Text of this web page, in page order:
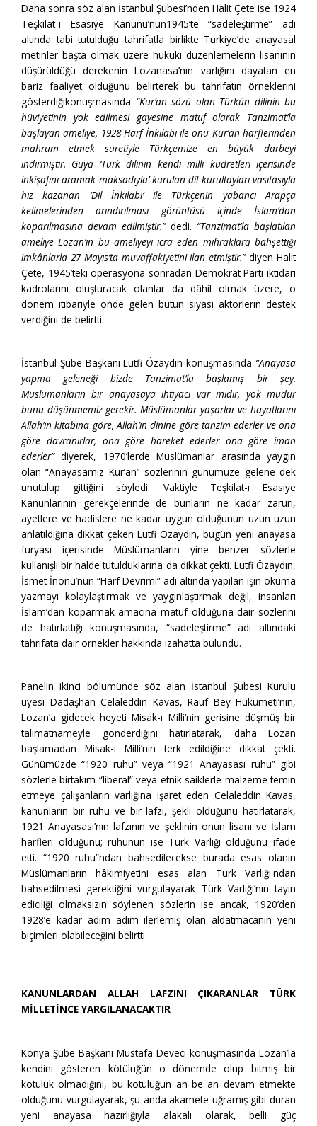
Daha sonra söz alan İstanbul Şubesi’nden Halit Çete ise 1924
Teşkilat-ı Esasiye Kanunu’nun1945’te “sadeleştirme” adı
altında tabi tutulduğu tahrifatla birlikte Türkiye’de anayasal
metinler başta olmak üzere hukuki düzenlemelerin lisanının
düşürüldüğü derekenin Lozanasa’nın varlığını dayatan en
bariz faaliyet olduğunu belirterek bu tahrifatın örneklerini
gösterdiğikonuşmasında “Kur’an sözü olan Türkün dilinin bu
hüviyetinin yok edilmesi gayesine matuf olarak Tanzimat’la
başlayan ameliye, 1928 Harf İnkılabı ile onu Kur’an harflerinden
mahrum etmek suretiyle Türkçemize en büyük darbeyi
indirmiştir. Güya ‘Türk dilinin kendi milli kudretleri içerisinde
inkişafını aramak maksadıyla’ kurulan dil kurultayları vasıtasıyla
hız kazanan ‘Dil İnkılabı’ ile Türkçenin yabancı Arapça
kelimelerinden arındırılması görüntüsü içinde İslam’dan
koparılmasına devam edilmiştir.”dedi. “Tanzimat’la başlatılan
ameliye Lozan’ın bu ameliyeyi icra eden mihraklara bahşettiği
imkânlarla 27 Mayıs’ta muvaffakiyetini ilan etmiştir.”diyen Halit
Çete, 1945’teki operasyona sonradan Demokrat Parti iktidarı
kadrolarını oluşturacak olanlar da dâhil olmak üzere, o
dönem itibariyle önde gelen bütün siyasi aktörlerin destek
verdiğini de belirtti.
İstanbul Şube Başkanı Lütfi Özaydın konuşmasında “Anayasa
yapma geleneği bizde Tanzimat’la başlamış bir şey.
Müslümanların bir anayasaya ihtiyacı var mıdır, yok mudur
bunu düşünmemiz gerekir. Müslümanlar yaşarlar ve hayatlarını
Allah’ın kitabına göre, Allah’ın dinine göre tanzim ederler ve ona
göre davranırlar, ona göre hareket ederler ona göre iman
ederler”diyerek, 1970’lerde Müslümanlar arasında yaygın
olan “Anayasamız Kur’an” sözlerinin günümüze gelene dek
unutulup gittiğini söyledi. Vaktiyle Teşkilat-ı Esasiye
Kanunlarının gerekçelerinde de bunların ne kadar zaruri,
ayetlere ve hadislere ne kadar uygun olduğunun uzun uzun
anlatıldığına dikkat çeken Lütfi Özaydın, bugün yeni anayasa
furyası içerisinde Müslümanların yine benzer sözlerle
kullanışlı bir halde tutulduklarına da dikkat çekti. Lütfi Özaydın,
İsmet İnönü’nün “Harf Devrimi” adı altında yapılan işin okuma
yazmayı kolaylaştırmak ve yaygınlaştırmak değil, insanları
İslam’dan koparmak amacına matuf olduğuna dair sözlerini
de hatırlattığı konuşmasında, “sadeleştirme” adı altındaki
tahrifata dair örnekler hakkında izahatta bulundu.
Panelin ikinci bölümünde söz alan İstanbul Şubesi Kurulu
üyesi Dadaşhan Celaleddin Kavas, Rauf Bey Hükümeti’nin,
Lozan’a gidecek heyeti Misak-ı Milli’nin gerisine düşmüş bir
talimatnameyle gönderdiğini hatırlatarak, daha Lozan
başlamadan Misak-ı Milli’nin terk edildiğine dikkat çekti.
Günümüzde “1920 ruhu” veya “1921 Anayasası ruhu” gibi
sözlerle birtakım “liberal” veya etnik saiklerle malzeme temin
etmeye çalışanların varlığına işaret eden Celaleddin Kavas,
kanunların bir ruhu ve bir lafzı, şekli olduğunu hatırlatarak,
1921 Anayasası’nın lafzının ve şeklinin onun lisanı ve İslam
harfleri olduğunu; ruhunun ise Türk Varlığı olduğunu ifade
etti. “1920 ruhu”ndan bahsedilecekse burada esas olanın
Müslümanların hâkimiyetini esas alan Türk Varlığı'ndan
bahsedilmesi gerektiğini vurgulayarak Türk Varlığı’nın tayin
ediciliği olmaksızın söylenen sözlerin ise ancak, 1920’den
1928’e kadar adım adım ilerlemiş olan aldatmacanın yeni
biçimleri olabileceğini belirtti.
KANUNLARDAN ALLAH LAFZINI ÇIKARANLAR TÜRK
MİLLETİNCE YARGILANACAKTIR
Konya Şube Başkanı Mustafa Deveci konuşmasında Lozan’la
kendini gösteren kötülüğün o dönemde olup bitmiş bir
kötülük olmadığını, bu kötülüğün an be an devam etmekte
olduğunu vurgulayarak, şu anda akamete uğramış gibi duran
yeni anayasa hazırlığıyla alakalı olarak, belli güç